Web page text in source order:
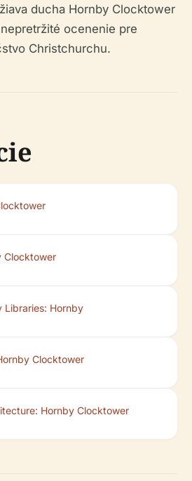
ducha Hornby Clocktower
ocenenie pre
Christchurchu.
Clocktower
Libraries: Hornby
Clocktower
Hornby Clocktower